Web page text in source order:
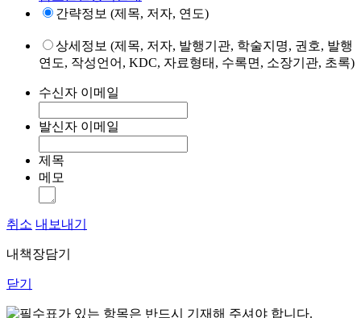
간략정보 (제목, 저자, 연도)
상세정보 (제목, 저자, 발행기관, 학술지명, 권호, 발행
연도, 작성언어, KDC, 자료형태, 수록면, 소장기관, 초록)
수신자 이메일
발신자 이메일
제목
메모
취소 내보내기
내책장담기
닫기
표가 있는 항목은 반드시 기재해 주셔야 합니다.